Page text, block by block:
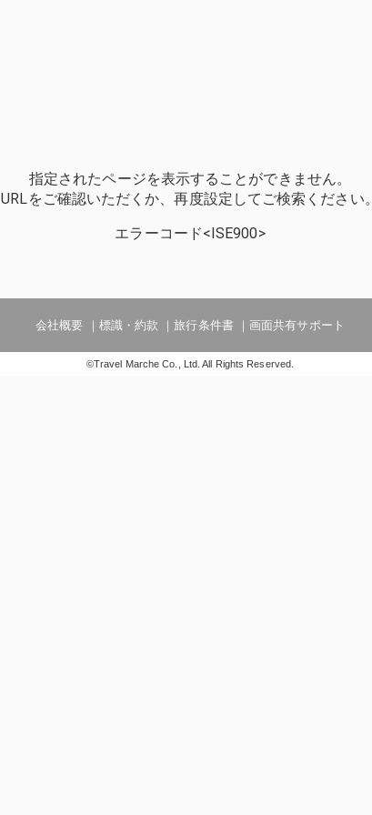
指定されたページを表示することができません。
URLをご確認いただくか、再度設定してご検索ください。
エラーコード<ISE900>
会社概要 標識・約款 旅行条件書 画面共有サポート
©Travel Marche Co., Ltd. All Rights Reserved.